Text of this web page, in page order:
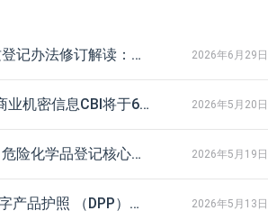
读：企业合规要点与常见问题解答 2026年6月29日
将于6月到期！企业延期申请全攻略 2026年5月20日
核心审核要点与企业合规避坑指南 2026年5月19日
注册系统实施条例草案！出口企业注意 2026年5月13日